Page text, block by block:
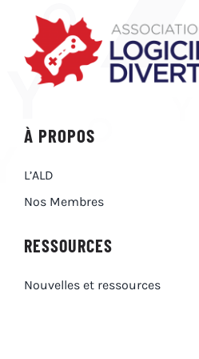
À PROPOS
L’ALD
Nos Membres
RESSOURCES
Nouvelles et ressources